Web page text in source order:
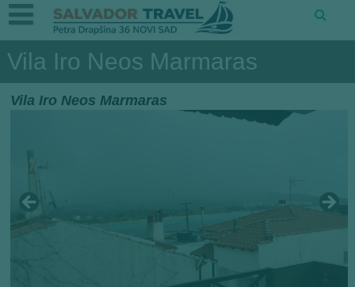
Vila Iro Neos Marmaras
Vila Iro Neos Marmaras